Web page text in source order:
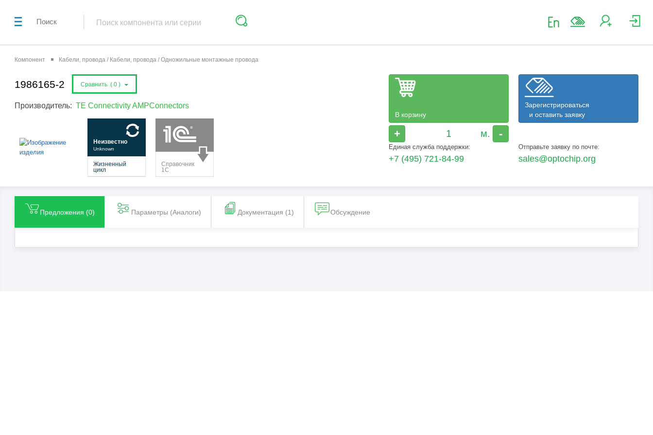
Поиск
Компонент Кабели, провода / Кабели, провода / Одножильные монтажные провода
1986165-2 Сравнить ( 0 )
Производитель: TE Connectivity AMPConnectors
В корзину
+ -
Зарегистрироваться
и оставить заявку
Единая служба поддержки:
+7 (495) 721-84-99
Отправьте заявку по почте:
sales@optochip.org
Предложения (0) Параметры (Aналоги) Документация (1) Обсуждение